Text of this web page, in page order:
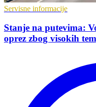
Servisne informacije
Stanje na putevima:
oprez zbog visokih